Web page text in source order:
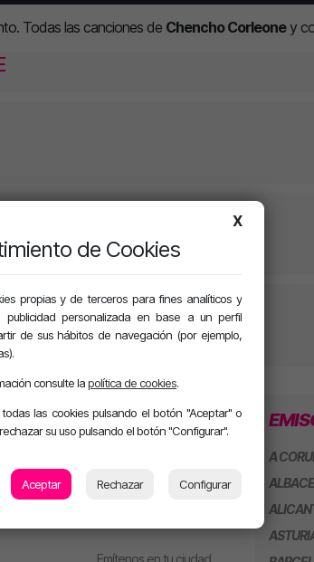
Todas las canciones de Chencho Corleoney
SECCIONES
Concursos
Emítenos en tu ciudad
A
X
de Cookies
propias y de terceros para fines analíticos y
publicidad personalizada en base a un perfil
de sus hábitos de navegación (por ejemplo,
consulte lapolítica de cookies.
las cookies pulsando el botón "Aceptar" o
su uso pulsando el botón "Configurar".
Aceptar Rechazar Configurar